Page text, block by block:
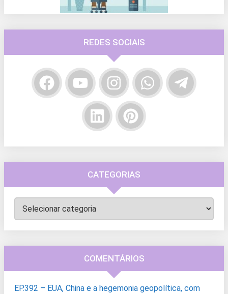
REDES SOCIAIS
CATEGORIAS
Categorias
COMENTÁRIOS
EP.392 – EUA, China e a hegemonia geopolítica, com